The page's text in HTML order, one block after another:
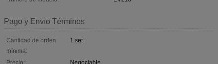
Pago y Envío Términos
Cantidad de orden
mínima:
1 set
Precio:
Negociable